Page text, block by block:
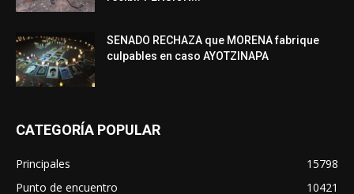
SENADO RECHAZA que MORENA fabrique
culpables en caso AYOTZINAPA
CATEGORÍA POPULAR
Principales
15798
Punto de encuentro
10421